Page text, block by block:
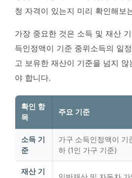
청 자격이 있는지 미리 확인해보
가장 중요한 것은 소득 및 재산
득인정액이 기준 중위소득의 일
고 보유한 재산이 기준을 넘지 않
야 합니다.
확인 항
목
주요 기준
소득 기
준
가구 소득인정액이 기
하 (1인 가구 기준)
재산 기